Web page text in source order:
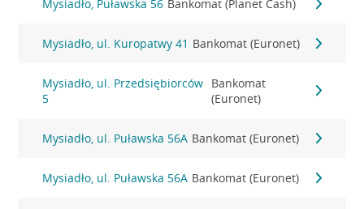
Mysiadło, Puławska 56 Bankomat (Planet Cash)
Mysiadło, ul. Kuropatwy 41 Bankomat (Euronet)
Mysiadło, ul. Przedsiębiorców
5
Bankomat
(Euronet)
Mysiadło, ul. Puławska 56A Bankomat (Euronet)
Mysiadło, ul. Puławska 56A Bankomat (Euronet)